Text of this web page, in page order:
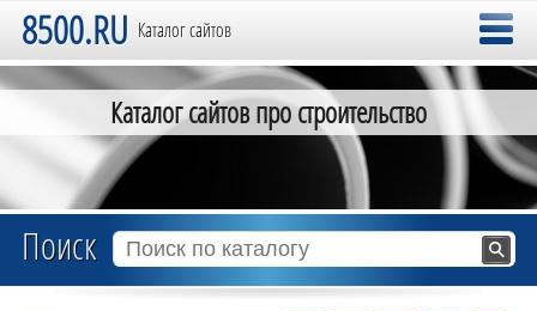
Каталог сайтов
8500.RU
Каталог сайтов про строительство
Поиск